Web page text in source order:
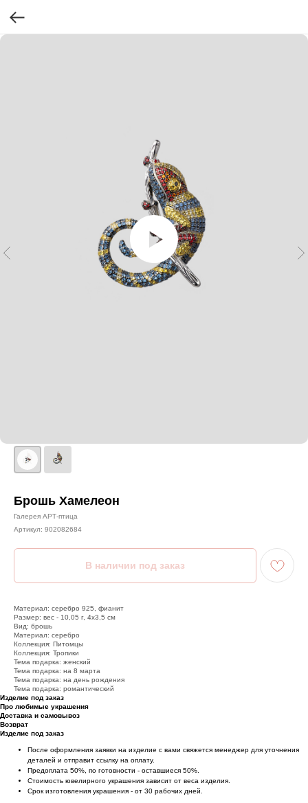
Брошь Хамелеон
Галерея АРТ-птица
Артикул: 902082684
Материал: серебро 925, фианит
Размер: вес - 10,05 г, 4х3,5 см
Вид: брошь
Материал: серебро
Коллекция: Питомцы
Коллекция: Тропики
Тема подарка: женский
Тема подарка: на 8 марта
Тема подарка: на день рождения
Тема подарка: романтический
Изделие под заказ
Про любимые украшения
Доставка и самовывоз
Возврат
Изделие под заказ
После оформления заявки на изделие с вами свяжется менеджер для уточнения
деталей и отправит ссылку на оплату.
Предоплата 50%, по готовности - оставшиеся 50%.
Стоимость ювелирного украшения зависит от веса изделия.
Срок изготовления украшения - от 30 рабочих дней.